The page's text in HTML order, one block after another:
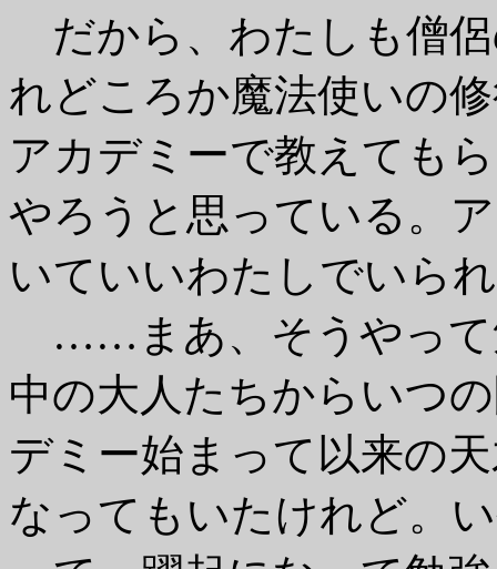
だから、わたしも僧
れどころか魔法使いの
アカデミーで教えても
やろうと思っている。
いていいわたしでいら
……まあ、そうやって
中の大人たちからいつ
デミー始まって以来の
なってもいたけれど。